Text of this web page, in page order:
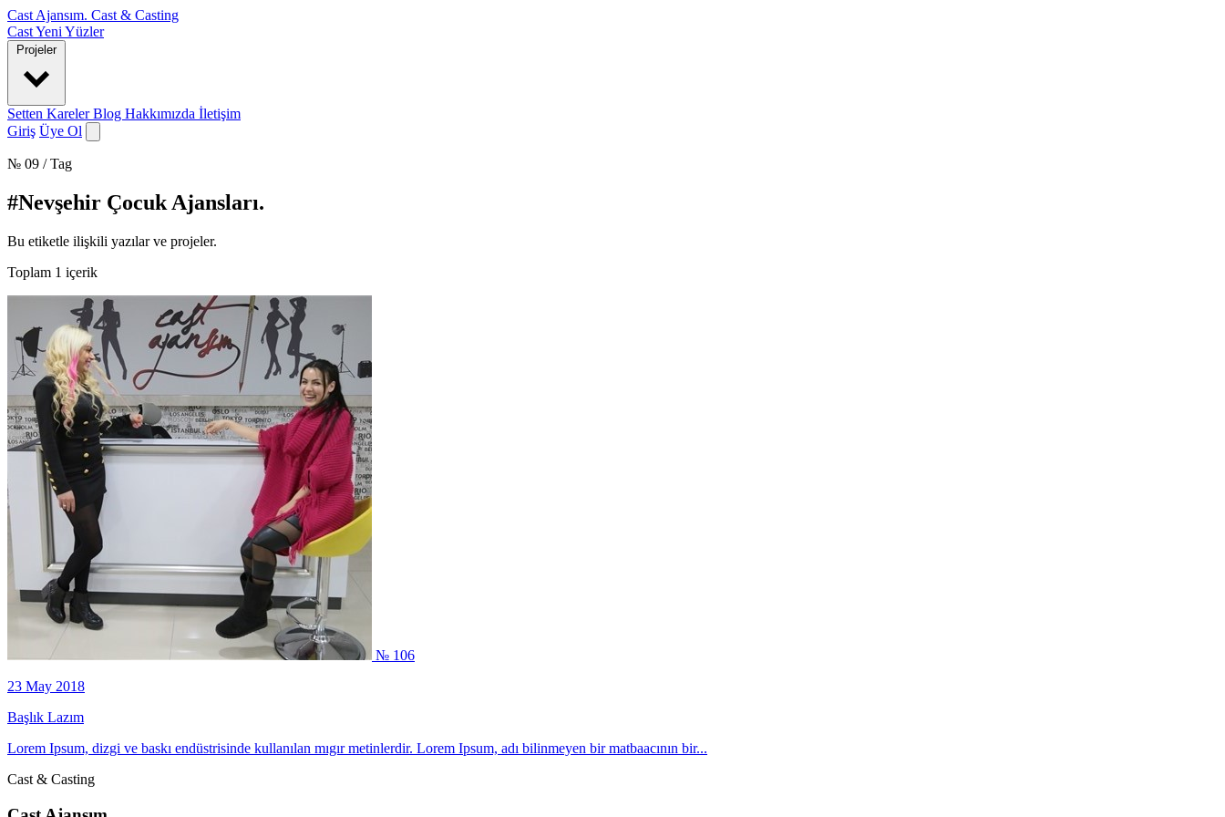
Cast Ajansım. Cast & Casting
CastYeni Yüzler
Projeler
Setten KarelerBlog Hakkımızda İletişim
Giriş Üye Ol
№ 09 / Tag
#Nevşehir Çocuk Ajansları.
Bu etiketle ilişkili yazılar ve projeler.
Toplam 1 içerik
№ 106
23 May 2018
Başlık Lazım
Lorem Ipsum, dizgi ve baskı endüstrisinde kullanılan mıgır metinlerdir. Lorem Ipsum, adı bilinmeyen bir matbaacının bir...
Cast & Casting